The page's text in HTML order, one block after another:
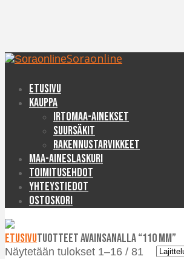
Soraonline
Etusivu
Kauppa
Irtomaa-ainekset
Suursäkit
Rakennustarvikkeet
Maa-aineslaskuri
Toimitusehdot
Yhteystiedot
Ostoskori
EtusivuTuotteet avainsanalla “110 mm”
Näytetään tulokset 1–16 / 81